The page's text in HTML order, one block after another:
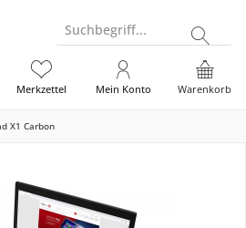
Suchbegriff...
Warenkorb
Merkzettel Mein Konto
X1 Carbon